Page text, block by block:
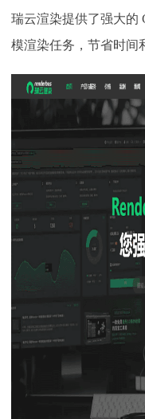
瑞云渲染提供了强大的
模渲染任务，节省时间